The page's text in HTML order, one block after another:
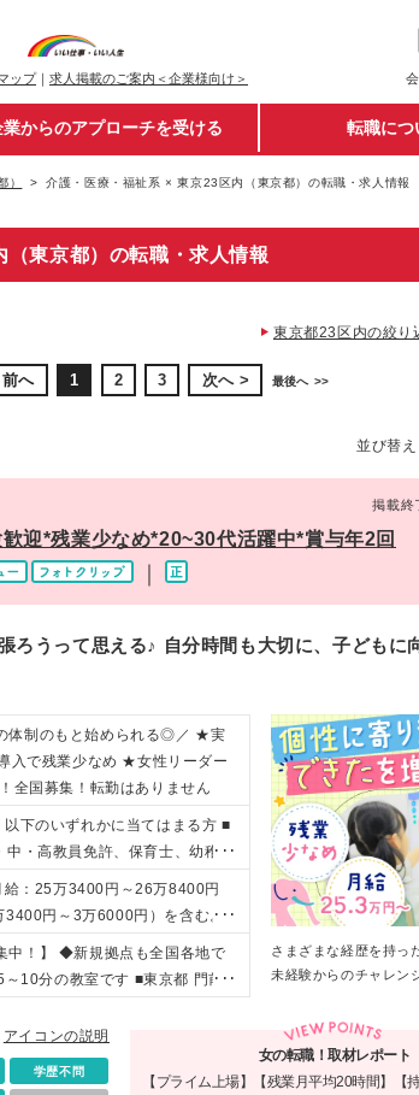
ップ｜ 求人掲載のご案内＜企業様向け＞
業からのアプローチを受ける 転職につ
） 介護・医療・福祉系 × 東京23区内（東京都）の転職・求人情報
東京都）の転職・求人情報
東京都23区内の絞り
前へ 1 2 3 次へ 最後へ
並び替
掲載
迎*残業少なめ*20~30代活躍中*賞与年2回
ろうって思える♪ 自分時間も大切に、子どもに
体制のもと始められる◎／ ★実
入で残業少なめ ★女性リーダー
全国募集！転勤はありません
下のいずれかに当てはまる方 ■
中・高教員免許、保育士、幼稚園
祉士、臨床心理士、公認 心理
作業療法士の資格をお持ちの方 ■
部・学科を卒業した方 ■児童福祉
方 ※資格をお持ちでない方は、
）をご受講いただきます。 研修
：25万3400円～26万8400円
円～3万6000円）を含む。
慮の上、当社規定により優遇し
変更なし
中！】 ◆新規拠点も全国各地で
10分の教室です ■東京都 門前
目黒 ■神奈川県 新杉田、金沢
ﾌﾟﾗｰｻﾞ、関内、海老名、本厚
相模大野、橋本、藤沢 ■埼玉県
さまざまな経歴を持っ
未経験からのチャレン
アイコンの説明
学歴不問
女の転職！取材レポート
【プライム上場】【残業月平均20時間】【